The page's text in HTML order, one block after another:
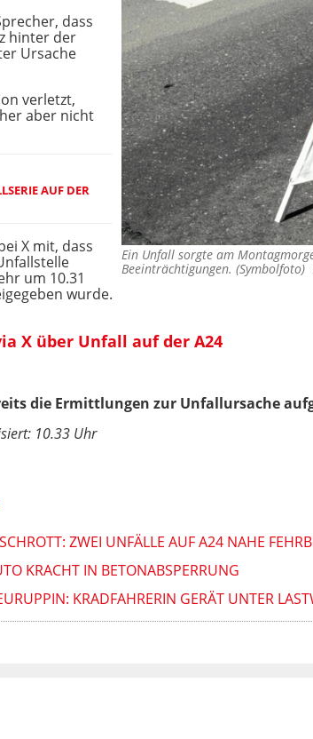
Ein Unfall sorgte am
Beeinträchtigungen.
dass
hinter der
Ursache
verletzt,
aber nicht
AUF DER
X mit, dass
um 10.31
wurde.
X über Unfall auf der A24
die Ermittlungen zur Unfallursache
10.33 Uhr
ZWEI UNFÄLLE AUF A24 NAHE
KRACHT IN BETONABSPERRUNG
KRADFAHRERIN GERÄT UNTER